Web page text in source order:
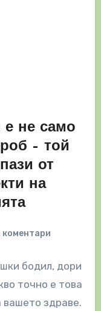
е не само
– той
от
на
коментари
бодил, дори
точно е това
вашето здраве.